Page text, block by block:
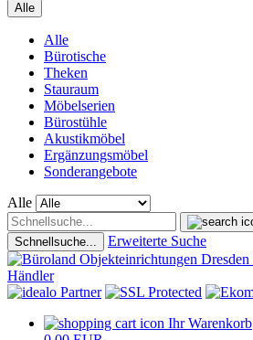
Alle
Alle
Bürotische
Theken
Stauraum
Möbelserien
Bürostühle
Akustikmöbel
Ergänzungsmöbel
Sonderangebote
Alle
Schnellsuche... Erweiterte Suche
Ihr Warenkorb